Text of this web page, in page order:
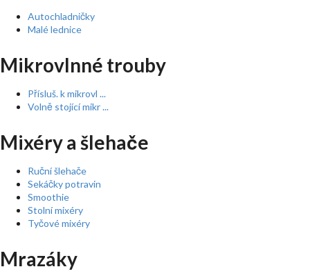
Autochladničky
Malé lednice
Mikrovlnné trouby
Přísluš. k mikrovl ...
Volně stojící mikr ...
Mixéry a šlehače
Ruční šlehače
Sekáčky potravin
Smoothie
Stolní mixéry
Tyčové mixéry
Mrazáky